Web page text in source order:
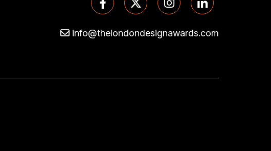
info@thelondondesignawards.com